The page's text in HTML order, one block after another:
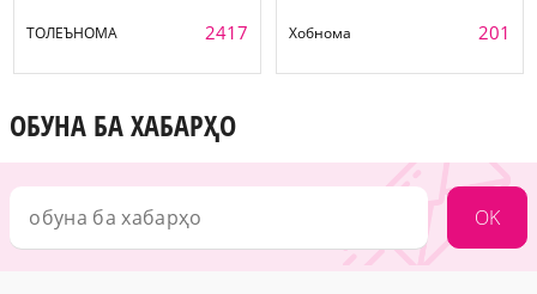
ТОЛЕЪНОМА 2417 Хобнома 201
ОБУНА БА ХАБАРҲО
OK